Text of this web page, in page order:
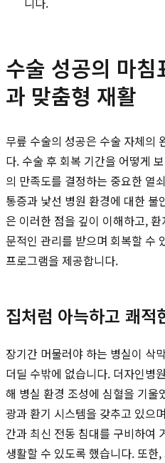
수술 성공의 마
과 맞춤형 재활
무릎 수술의 성공은 수술 자체의
다. 수술 후 회복 기간을 어떻게
의 만족도를 결정하는 중요한 열
통증과 낯선 병원 환경에 대한 불
은 이러한 점을 깊이 이해하고,
문적인 관리를 받으며 회복할 수
프로그램을 제공합니다.
집처럼 아늑하고 쾌적
장기간 머물러야 하는 병실이 삭
더딜 수밖에 없습니다. 더자인병
해 병실 환경 조성에 심혈을 기
광과 환기 시스템을 갖추고 있으
간과 최신 전동 침대를 구비하여
생활할 수 있도록 했습니다. 또한